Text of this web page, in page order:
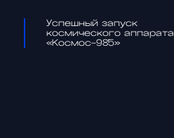
Успешный запуск
космического аппарата
«Космос-985»